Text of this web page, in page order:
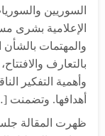
السوريين
الإعلامية بشرى
والمهتمات
بالتعارف
وأهمية التفكير
أهدافها. وتضمنت
ظهرت المقالة